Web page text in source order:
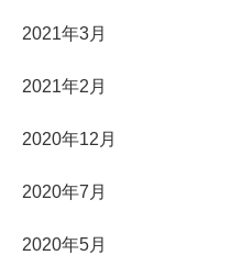
2021年3月
2021年2月
2020年12月
2020年7月
2020年5月